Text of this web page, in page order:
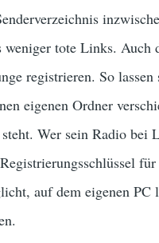
tote Links.
registrieren. So
eigenen Ordner
Wer sein Radio bei
auf dem eigenen